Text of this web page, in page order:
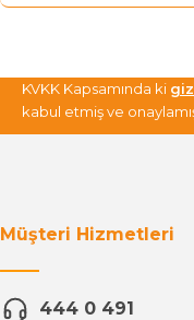
KVKK Kapsamında ki
kabul etmiş ve
Müşteri Hizmetleri
444 0 491